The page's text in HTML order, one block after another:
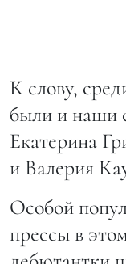
К слову,
были и наши
Екатерина
и Валерия
Особой
прессы в